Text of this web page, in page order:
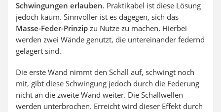
Schwingungen erlauben. Praktikabel ist diese Lösung
jedoch kaum. Sinnvoller ist es dagegen, sich das
Masse-Feder-Prinzip zu Nutze zu machen. Hierbei
werden zwei Wände genutzt, die untereinander federnd
gelagert sind.
Die erste Wand nimmt den Schall auf, schwingt noch
mit, gibt diese Schwingung jedoch durch die Federung
nicht an die zweite Wand weiter. Die Schallwellen
werden unterbrochen. Erreicht wird dieser Effekt durch